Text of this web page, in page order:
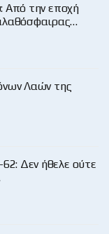
Από την εποχή
Λαών της
Δεν ήθελε ούτε